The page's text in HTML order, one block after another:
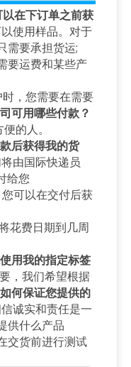
在下订单之前获
使用样品。对于
需要承担货运;
要运费和某些产
，您需要在需要
可用哪些付款？
的人。
后获得我的货
由国际快递员
给您
可以在交付后获
花费日期到几周
用我的指定标签
，我们希望根据
何保证您提供的
诚实和责任是一
供什么产品
交货前进行测试